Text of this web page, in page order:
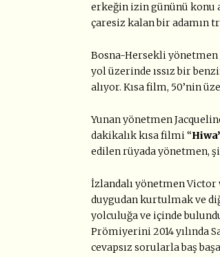
erkeğin izin gününü konu
çaresiz kalan bir adamın
Bosna-Hersekli yönetmen
yol üzerinde ıssız bir
alıyor. Kısa film, 50’nin
Yunan yönetmen
dakikalık kısa filmi “
edilen rüyada yönetmen,
İzlandalı yönetmen Victor
duygudan kurtulmak ve
yolculuğa ve içinde
Prömiyerini 2014 yılında
cevapsız sorularla baş